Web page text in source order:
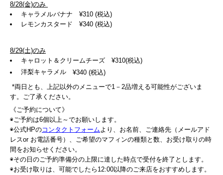
8/28(金)のみ
キャラメルバナナ ¥310 (税込)
レモンカスタード ¥340 (税込)
8/29(土)のみ
キャロット＆クリームチーズ ¥310(税込)
洋梨キャラメル ¥340 (税込)
*両日とも、上記以外のメニューで1－2品増える可能性がございま
す。ご了承ください。
《ご予約について》
◉ご予約は6個以上～でお願いします。
◉公式HPのコンタクトフォームより、お名前、ご連絡先（メールアド
レスor お電話番号）、ご希望のマフィンの種類と数、お受け取りの時
間をお知らせください。
◉その日のご予約準備分の上限に達した時点で受付を終了とします。
◉お受け取りは、可能でしたら12:00以降のご来店をおすすめします。